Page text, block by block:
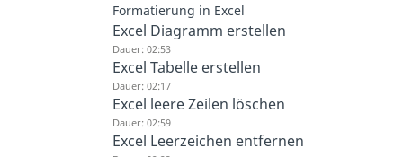
Formatierung in Excel
Excel Diagramm erstellen
Dauer: 02:53
Excel Tabelle erstellen
Dauer: 02:17
Excel leere Zeilen löschen
Dauer: 02:59
Excel Leerzeichen entfernen